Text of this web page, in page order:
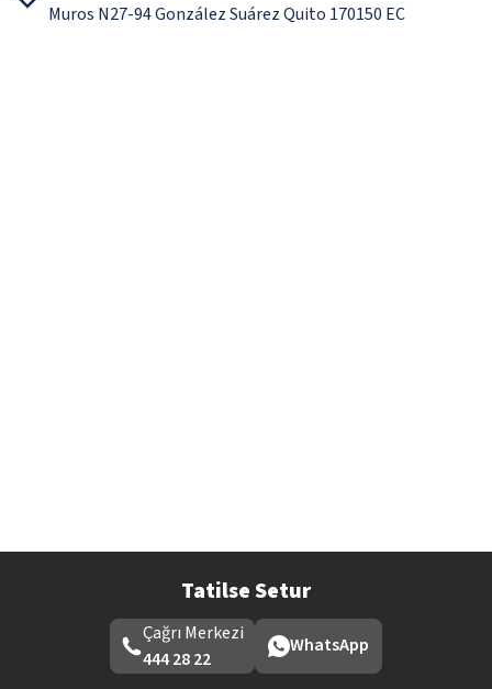
Muros N27-94 González Suárez Quito 170150 EC
Tatilse Setur
Çağrı Merkezi
444 28 22
WhatsApp